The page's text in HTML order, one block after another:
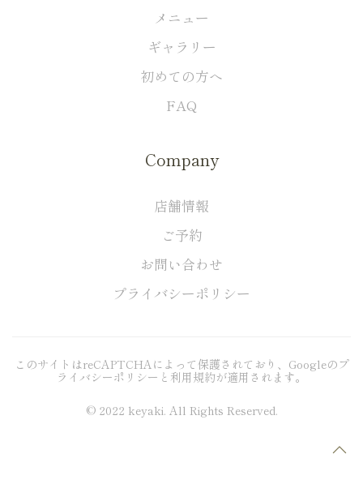
メニュー
ギャラリー
初めての方へ
FAQ
Company
店舗情報
ご予約
お問い合わせ
プライバシーポリシー
このサイトはreCAPTCHAによって保護されており、Googleの プ
ライバシーポリシー と 利用規約が適用されます。
© 2022 keyaki. All Rights Reserved.